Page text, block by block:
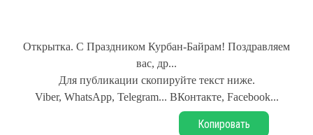
Открытка. С Праздником Курбан-Байрам! Поздравляем
вас, др...
Для публикации скопируйте текст ниже.
Viber, WhatsApp, Telegram... ВКонтакте, Facebook...
Копировать